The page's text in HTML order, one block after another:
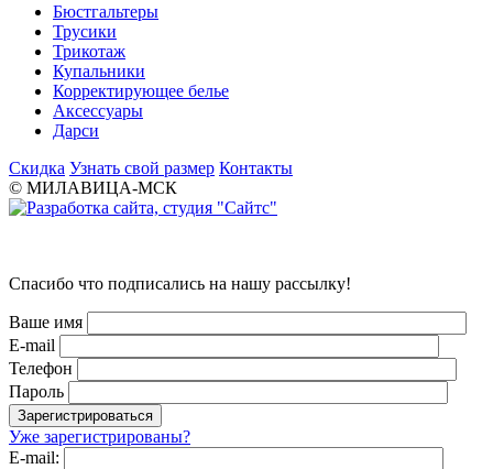
Бюстгальтеры
Трусики
Трикотаж
Купальники
Корректирующее белье
Аксессуары
Дарси
Скидка Узнать свой размер Контакты
© МИЛАВИЦА-МСК
Спасибо что подписались на нашу рассылку!
Ваше имя
E-mail
Телефон
Пароль
Уже зарегистрированы?
E-mail: